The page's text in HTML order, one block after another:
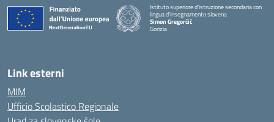
Istituto superiore d'istruzione secondaria con
lingua d'insegnamento slovena
Simon Gregorčič
Gorizia
Link esterni
MIM
Ufficio Scolastico Regionale